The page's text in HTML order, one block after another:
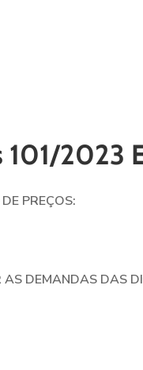
101/
PREÇOS:
DEMANDAS DAS